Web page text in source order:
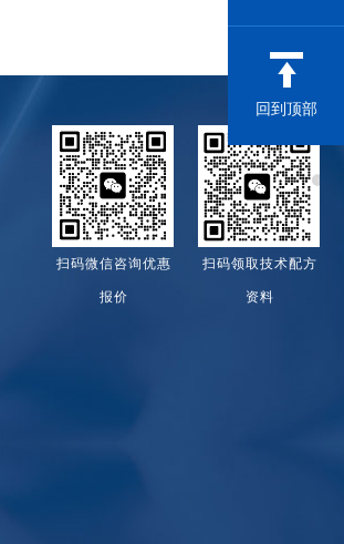
扫码微信咨询优惠
报价
扫码领取技术配方
资料
回到顶部